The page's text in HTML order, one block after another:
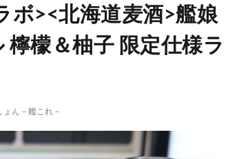
ボ><北海道麦酒>艦娘
檬＆柚子 限定仕様ラ
ょん－艦これ－